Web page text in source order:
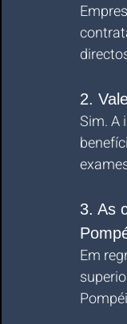
2.
Sim. A
3. As
Em